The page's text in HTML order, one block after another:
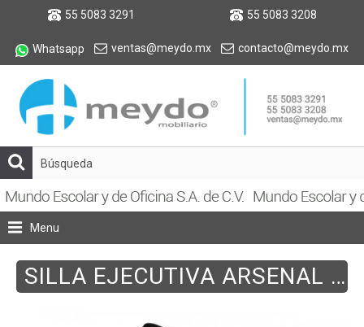
55 5083 3291 55 5083 3208
Whatsapp ventas@meydo.mx contacto@meydo.mx
Menu
SILLA EJECUTIVA ARSENAL C/CABECERA